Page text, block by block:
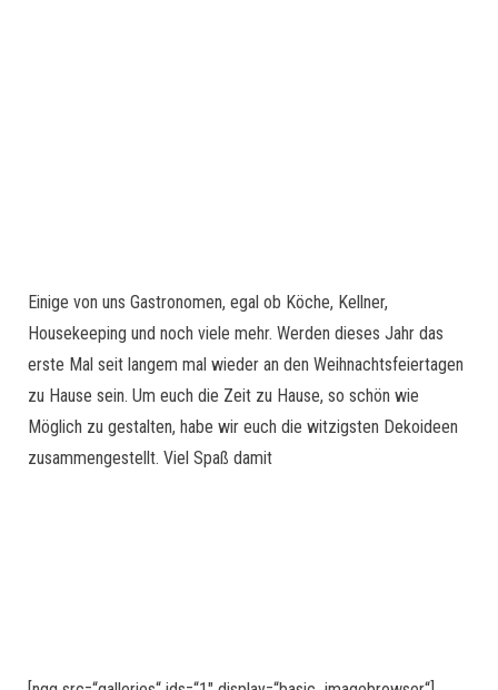
Einige von uns Gastronomen, egal ob Köche, Kellner,
Housekeeping und noch viele mehr. Werden dieses Jahr das
erste Mal seit langem mal wieder an den Weihnachtsfeiertagen
zu Hause sein. Um euch die Zeit zu Hause, so schön wie
Möglich zu gestalten, habe wir euch die witzigsten Dekoideen
zusammengestellt. Viel Spaß damit